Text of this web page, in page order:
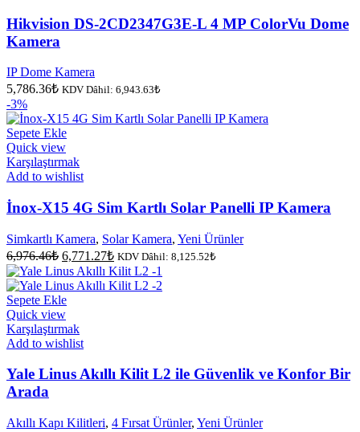
Hikvision DS-2CD2347G3E-L 4 MP ColorVu Dome
Kamera
IP Dome Kamera
5,786.36₺ KDV Dâhil: 6,943.63₺
-3%
Sepete Ekle
Quick view
Karşılaştırmak
Add to wishlist
İnox-X15 4G Sim Kartlı Solar Panelli IP Kamera
Simkartlı Kamera, Solar Kamera, Yeni Ürünler
6,976.46₺ Orijinal
fiyat:
6,976.46₺.
6,771.27₺Şu
andaki
fiyat:
KDV Dâhil: 8,125.52₺
Sepete Ekle
Quick view
Karşılaştırmak
Add to wishlist
Yale Linus Akıllı Kilit L2 ile Güvenlik ve Konfor Bir
Arada
Akıllı Kapı Kilitleri, 4 Fırsat Ürünler, Yeni Ürünler